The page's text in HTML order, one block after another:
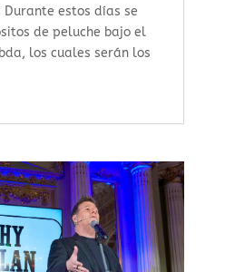
estos días se
de peluche bajo el
los cuales serán los